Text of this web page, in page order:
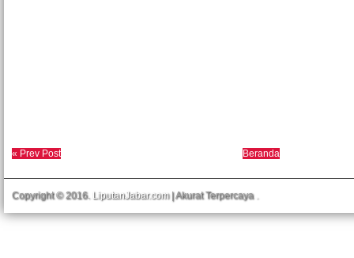
« Prev Post Beranda
Copyright © 2016. LiputanJabar.com| Akurat Terpercaya